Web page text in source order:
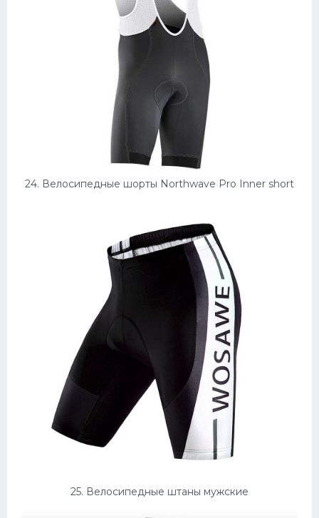
24. Велосипедные шорты Northwave Pro Inner short
25. Велосипедные штаны мужские